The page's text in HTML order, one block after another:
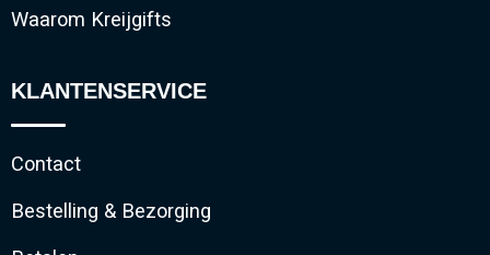
Waarom Kreijgifts
KLANTENSERVICE
Contact
Bestelling & Bezorging